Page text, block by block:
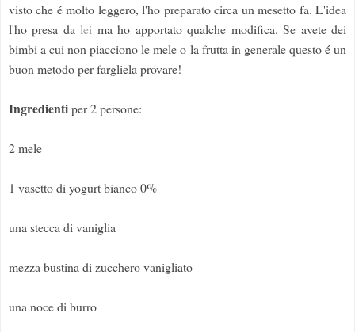
visto che é molto leggero, l'ho preparato circa un mesetto fa. L'idea
l'ho presa da lei ma ho apportato qualche modifica. Se avete dei
bimbi a cui non piacciono le mele o la frutta in generale questo é un
buon metodo per fargliela provare!
Ingredientiper 2 persone:
2 mele
1 vasetto di yogurt bianco 0%
una stecca di vaniglia
mezza bustina di zucchero vanigliato
una noce di burro